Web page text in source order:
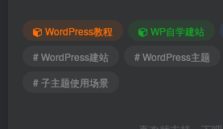
WordPress教程 WP自学建站
# WordPress建站
# WordPress主题
# 子主题使用场景